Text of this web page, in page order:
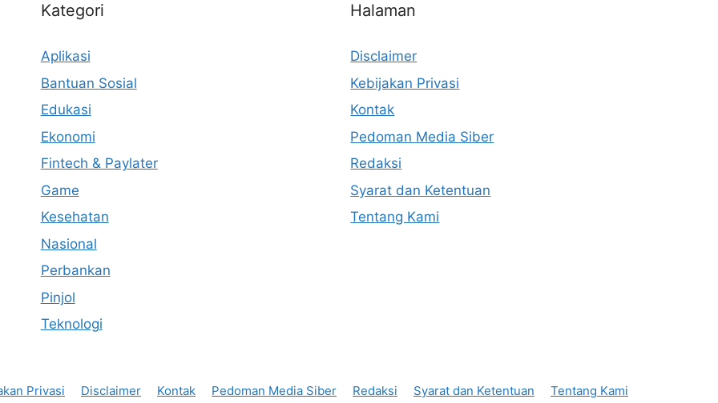
Kategori
Aplikasi
Bantuan Sosial
Edukasi
Ekonomi
Fintech & Paylater
Game
Kesehatan
Nasional
Perbankan
Pinjol
Teknologi
Halaman
Disclaimer
Kebijakan Privasi
Kontak
Pedoman Media Siber
Redaksi
Syarat dan Ketentuan
Tentang Kami
Privasi Disclaimer Kontak Pedoman Media Siber Redaksi Syarat dan Ketentuan Tentang Kami